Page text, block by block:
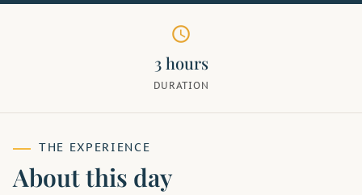
schedule
3 hours
DURATION
THE EXPERIENCE
About this day